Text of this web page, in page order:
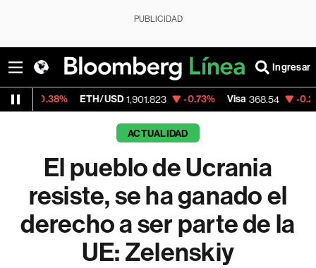
PUBLICIDAD
Ingresar
ETH/USD 1,901.823 -0.73% Visa 368.54 -0.28%
ACTUALIDAD
El pueblo de Ucrania
resiste, se ha ganado el
derecho a ser parte de la
UE: Zelenskiy